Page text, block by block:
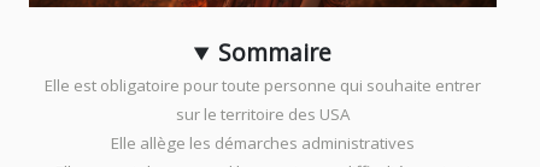
Sommaire
Elle est obligatoire pour toute personne qui souhaite entrer
sur le territoire des USA
Elle allège les démarches administratives